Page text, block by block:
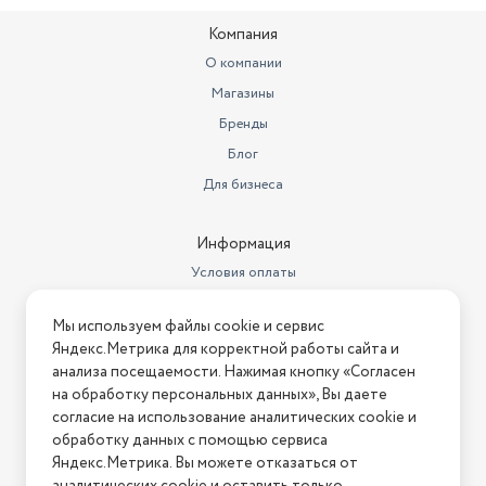
отсутствует
Максимальная потребляемая
1 600
28
Максимальный уровень шума
82
Максимальный уровень звука/
Ширина предмета
28
Высота предмета
23,8
Сбор жидкости
нет
Модель
VCC4520S3S/XEV
Компания
О компании
Магазины
Бренды
Блог
Для бизнеса
Информация
Условия оплаты
Условия возврата
Нашли ошибку на сайте? Напишите нам
2026 © Интернет-магазин "АстМаркет". У нас есть всё!
Мы используем файлы cookie и сервис
Яндекс.Метрика для корректной работы сайта и
анализа посещаемости. Нажимая кнопку «Согласен
на обработку персональных данных», Вы даете
согласие на использование аналитических cookie и
обработку данных с помощью сервиса
Яндекс.Метрика. Вы можете отказаться от